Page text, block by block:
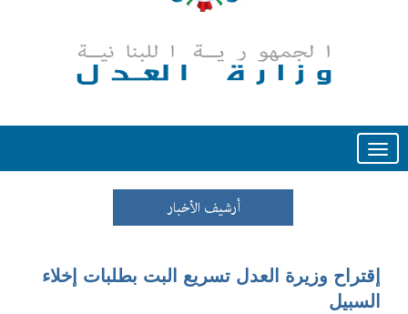
Toggle
أرشيف الأخبار
إقتراح وزيرة العدل تسريع البت بطلبات إخلاء
السبيل